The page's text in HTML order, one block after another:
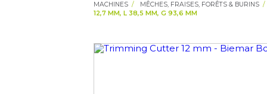
MACHINES
MÊCHES, FRAISES, FORÊTS & BURINS
12,7 MM, L 38,5 MM, G 93,6 MM